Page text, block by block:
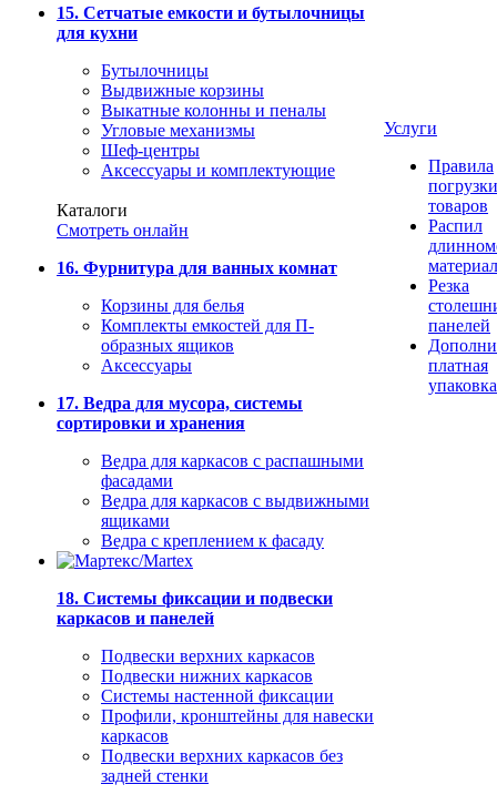
15. Сетчатые емкости и бутылочницы
для кухни
Бутылочницы
Выдвижные корзины
Выкатные колонны и пеналы
Угловые механизмы
Шеф-центры
Аксессуары и комплектующие
Каталоги
Смотреть онлайн
16. Фурнитура для ванных комнат
Корзины для белья
Комплекты емкостей для П-
образных ящиков
Аксессуары
17. Ведра для мусора, системы
сортировки и хранения
Ведра для каркасов с распашными
фасадами
Ведра для каркасов с выдвижными
ящиками
Ведра с креплением к фасаду
18. Системы фиксации и подвески
каркасов и панелей
Подвески верхних каркасов
Подвески нижних каркасов
Системы настенной фиксации
Профили, кронштейны для навески
каркасов
Подвески верхних каркасов без
задней стенки
Услуги
Правила
погрузки
товаров
Распил
Резка
панелей
платная
упаковка